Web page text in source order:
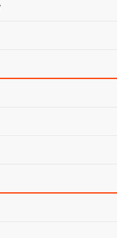
P/KB Sinode